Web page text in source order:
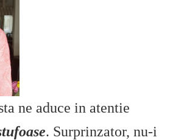
ne aduce in atentie
. Surprinzator, nu-i